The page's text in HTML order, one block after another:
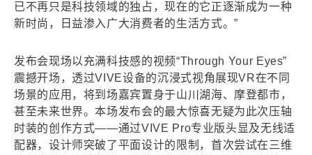
已不再只是科技领域的独占，现在的它正逐渐成为一种
新时尚，日益渗入广大消费者的生活方式。”
发布会现场以充满科技感的视频“Through Your Eyes”
震撼开场，透过VIVE设备的沉浸式视角展现VR在不同
场景的应用，将到场嘉宾置身于山川湖海、摩登都市，
甚至未来世界。本场发布会的最大惊喜无疑为此次压轴
时装的创作方式——通过VIVE Pro专业版头显及无线适
配器，设计师突破了平面设计的限制，首次尝试在三维